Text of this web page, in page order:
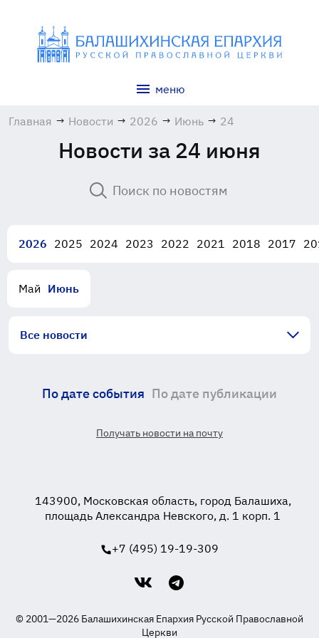
меню
Главная → Новости → 2026 → Июнь → 24
Новости за 24 июня
2026 2025 2024 2023 2022 2021 2018 2017
Май Июнь
Все новости
По дате события По дате публикации
Получать новости на почту
143900, Московская область, город Балашиха,
площадь Александра Невского, д. 1 корп. 1
+7 (495) 19-19-309
© 2001—2026 Балашихинская Епархия Русской Православной
Церкви